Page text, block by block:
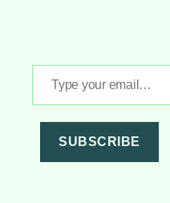
your
email…
SUBSCRIBE